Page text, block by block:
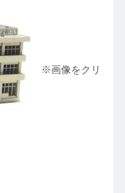
※画像をクリ